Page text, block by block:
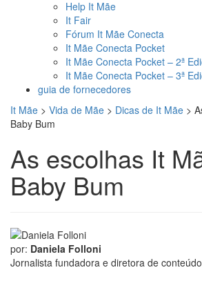
Help It Mãe
It Fair
Fórum It Mãe Conecta
It Mãe Conecta Pocket
It Mãe Conecta Pocket – 2ª
It Mãe Conecta Pocket – 3ª
guia de fornecedores
It Mãe > Vida de Mãe > Dicas de It Mãe >
Baby Bum
As escolhas It
Baby Bum
por: Daniela Folloni
Jornalista fundadora e diretora de